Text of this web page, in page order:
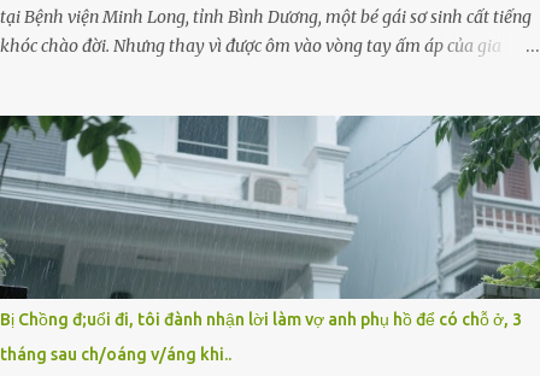
tại Bệnh viện Minh Long, tỉnh Bình Dương, một bé gái sơ sinh cất tiếng
khóc chào đời. Nhưng thay vì được ôm vào vòng tay ấm áp của gia
Trần Quốc Tùng xem như điềm gở. Ông Tùng, một doanh nhân quyền
lực có tiếng ở Bình Dương, cùng vợ là bà Đỗ Thị Nga, lập tức ra quyết
định nhẫn tâm: bỏ lại đứa trẻ. Họ viện cớ “không đủ khả năng nuôi
dưỡng” và ký vào giấy từ chối quyền giám hộ, yêu cầu bệnh viện xử lý
bé như một trường hợp bị bỏ rơi. Trong khi ấy, con gái ruột của họ –
Trần Lệ Mi – vẫn đang mê man sau sinh, hoàn toàn không hay biết
chuyện gì xảy ra. Thiếu úy Nguyễn Thị Mai, một nữ cảnh sát công tác
tại địa phương, tình cờ chứng kiến giây phút bé bị đưa đi trong lặng lẽ.
Nét mặt đỏ hỏn, bàn tay bé xíu co quắp, ...
Bị Chồng đ;uổi đi, tôi đành nhận lời làm vợ anh phụ hồ để có chỗ ở, 3
tháng sau ch/oáng v/áng khi..